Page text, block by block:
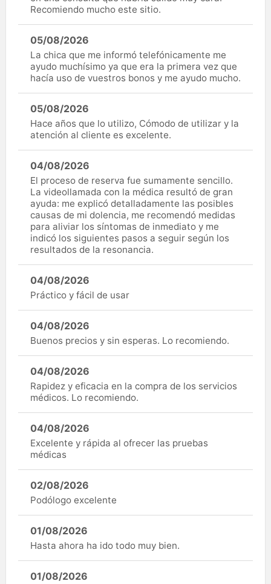
Recomiendo mucho este sitio.
05/08/2026
La chica que me informó telefónicamente me
ayudo muchísimo ya que era la primera vez que
hacía uso de vuestros bonos y me ayudo mucho.
05/08/2026
Hace años que lo utilizo, Cómodo de utilizar y la
atención al cliente es excelente.
04/08/2026
El proceso de reserva fue sumamente sencillo.
La videollamada con la médica resultó de gran
ayuda: me explicó detalladamente las posibles
causas de mi dolencia, me recomendó medidas
para aliviar los síntomas de inmediato y me
indicó los siguientes pasos a seguir según los
resultados de la resonancia.
04/08/2026
Práctico y fácil de usar
04/08/2026
Buenos precios y sin esperas. Lo recomiendo.
04/08/2026
Rapidez y eficacia en la compra de los servicios
médicos. Lo recomiendo.
04/08/2026
Excelente y rápida al ofrecer las pruebas
médicas
02/08/2026
Podólogo excelente
01/08/2026
Hasta ahora ha ido todo muy bien.
01/08/2026